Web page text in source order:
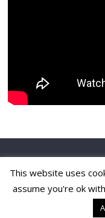
Copyright © 2026
Theme:ColorMag
This website uses
assume you're ok